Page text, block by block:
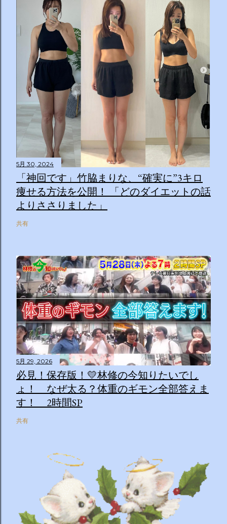
5月 30, 2024
「神回です」竹脇まりな、“確実に”3キロ
痩せる方法を公開！ 「どのダイエットの話
よりささりました」
共有
5月 29, 2026
必見！保存版！💛林修の今知りたいでし
ょ！ なぜ太る？体重のギモン全部答えま
す！ 2時間SP
共有